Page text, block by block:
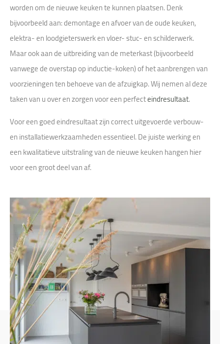
worden om de nieuwe keuken te kunnen plaatsen. Denk
bijvoorbeeld aan: demontage en afvoer van de oude keuken,
elektra- en loodgieterswerk en vloer- stuc- en schilderwerk.
Maar ook aan de uitbreiding van de meterkast (bijvoorbeeld
vanwege de overstap op inductie-koken) of het aanbrengen van
voorzieningen ten behoeve van de afzuigkap. Wij nemen al deze
taken van u over en zorgen voor een perfecteindresultaat.
Voor een goed eindresultaat zijn correct uitgevoerde verbouw-
en installatiewerkzaamheden essentieel. De juiste werking en
een kwalitatieve uitstraling van de nieuwe keuken hangen hier
voor een groot deel van af.